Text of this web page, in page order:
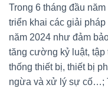
Trong 6 tháng đầu
triển khai các giải
năm 2024 như đảm
tăng cường kỷ luật, tập
thống thiết bị, thiết bị
ngừa và xử lý sự cố…;